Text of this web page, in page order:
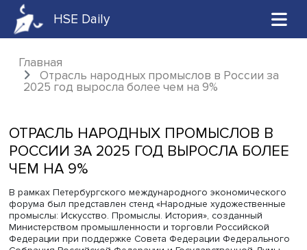
HSE Daily
Главная
Отрасль народных промыслов в России
ОТРАСЛЬ НАРОДНЫХ ПРОМЫСЛОВ
РОССИИ ЗА 2025 ГОД ВЫРОСЛА
ЧЕМ НА 9%
В рамках Петербургского международного
форума был представлен стенд «Народные